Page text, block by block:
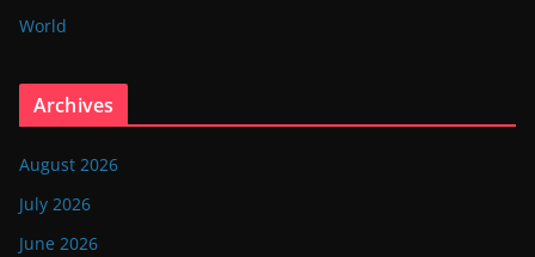
World
Archives
August 2026
July 2026
June 2026